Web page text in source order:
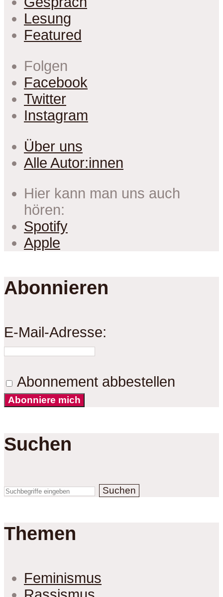
Lesung
Featured
Folgen
Facebook
Twitter
Instagram
Über uns
Alle Autor:innen
Hier kann man uns auch
hören:
Spotify
Apple
Abonnieren
E-Mail-Adresse:
Abonnement abbestellen
Abonniere mich
Suchen
Suchen
Themen
Feminismus